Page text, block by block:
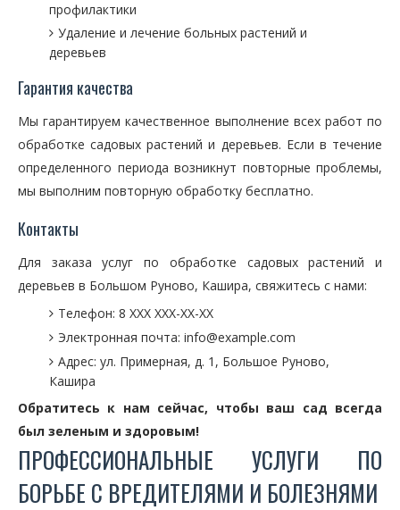
профилактики
Удаление и лечение больных растений и
деревьев
Гарантия качества
Мы гарантируем качественное выполнение всех работ по
обработке садовых растений и деревьев. Если в течение
определенного периода возникнут повторные проблемы,
мы выполним повторную обработку бесплатно.
Контакты
Для заказа услуг по обработке садовых растений и
деревьев в Большом Руново, Кашира, свяжитесь с нами:
Телефон: 8 XXX XXX-XX-XX
Электронная почта: info@example.com
Адрес: ул. Примерная, д. 1, Большое Руново,
Кашира
Обратитесь к нам сейчас, чтобы ваш сад всегда
был зеленым и здоровым!
ПРОФЕССИОНАЛЬНЫЕ УСЛУГИ ПО
БОРЬБЕ С ВРЕДИТЕЛЯМИ И БОЛЕЗНЯМИ